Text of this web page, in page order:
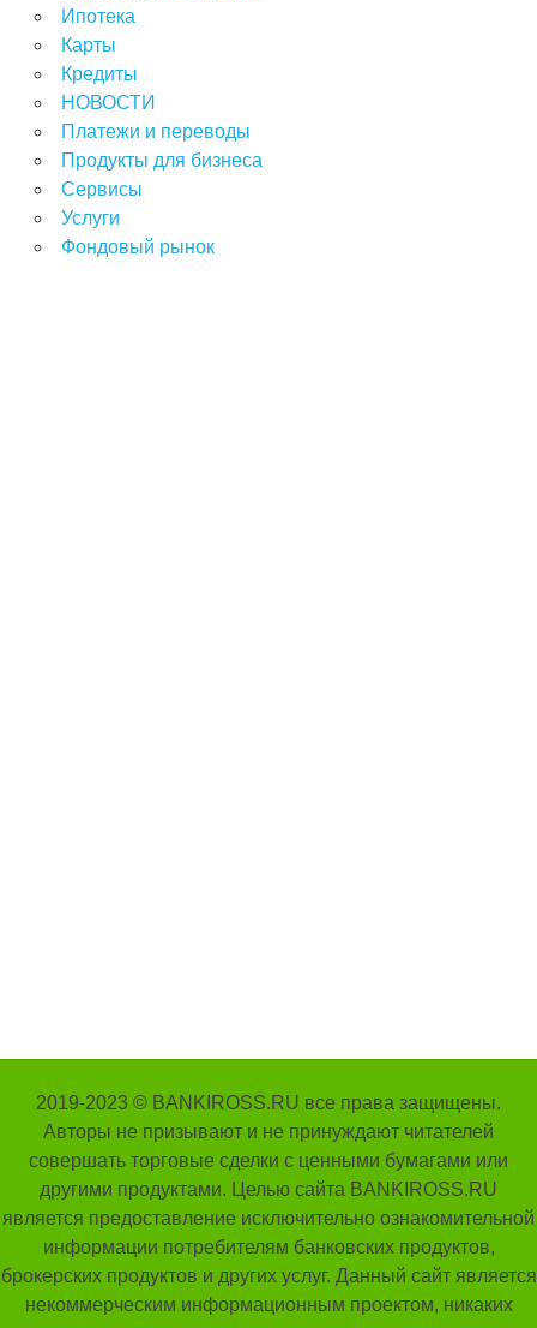
Ипотека
Карты
Кредиты
НОВОСТИ
Платежи и переводы
Продукты для бизнеса
Сервисы
Услуги
Фондовый рынок
2019-2023 © BANKIROSS.RU все права защищены.
Авторы не призывают и не принуждают читателей
совершать торговые сделки с ценными бумагами или
другими продуктами. Целью сайта BANKIROSS.RU
является предоставление исключительно ознакомительной
информации потребителям банковских продуктов,
брокерских продуктов и других услуг. Данный сайт является
некоммерческим информационным проектом, никаких